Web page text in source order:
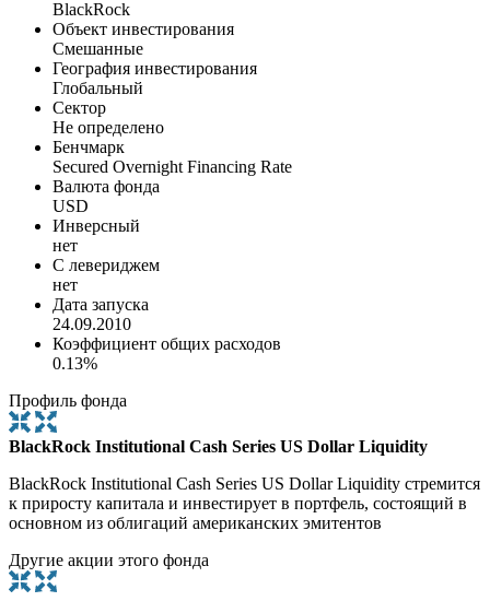
BlackRock
Объект инвестирования
Смешанные
География инвестирования
Глобальный
Сектор
Не определено
Бенчмарк
Secured Overnight Financing Rate
Валюта фонда
USD
Инверсный
нет
С левериджем
нет
Дата запуска
24.09.2010
Коэффициент общих расходов
0.13%
Профиль фонда
BlackRock Institutional Cash Series US Dollar Liquidity
BlackRock Institutional Cash Series US Dollar Liquidity стремится
к приросту капитала и инвестирует в портфель, состоящий в
основном из облигаций американских эмитентов
Другие акции этого фонда